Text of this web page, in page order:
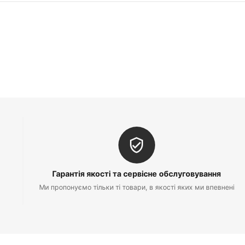
Гарантія якості та сервісне обслуговування
Ми пропонуємо тільки ті товари, в якості яких ми впевнені